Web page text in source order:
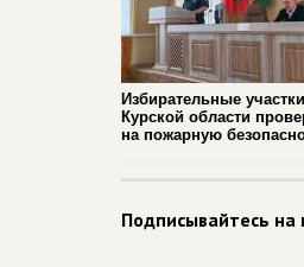
Избирательные
Курской области
на пожарную
Подписывайтесь на